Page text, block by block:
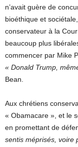
n’avait guère de
bioéthique et
conservateur à la
beaucoup plus
commencer par Mike
« Donald Trump,
Bean.
Aux chrétiens
« Obamacare », et le
en promettant de
sentis méprisés, voire